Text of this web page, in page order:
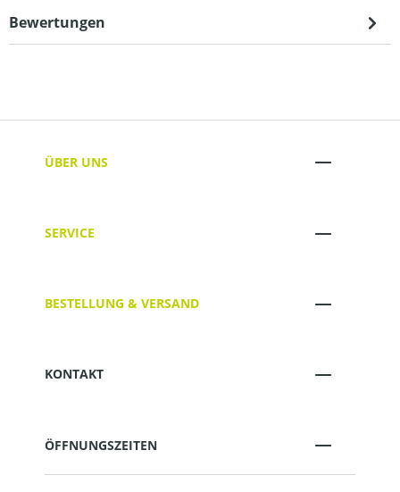
Bewertungen
ÜBER UNS
SERVICE
BESTELLUNG & VERSAND
KONTAKT
ÖFFNUNGSZEITEN